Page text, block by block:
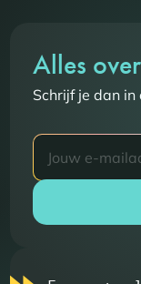
Alles
Schrijf je dan